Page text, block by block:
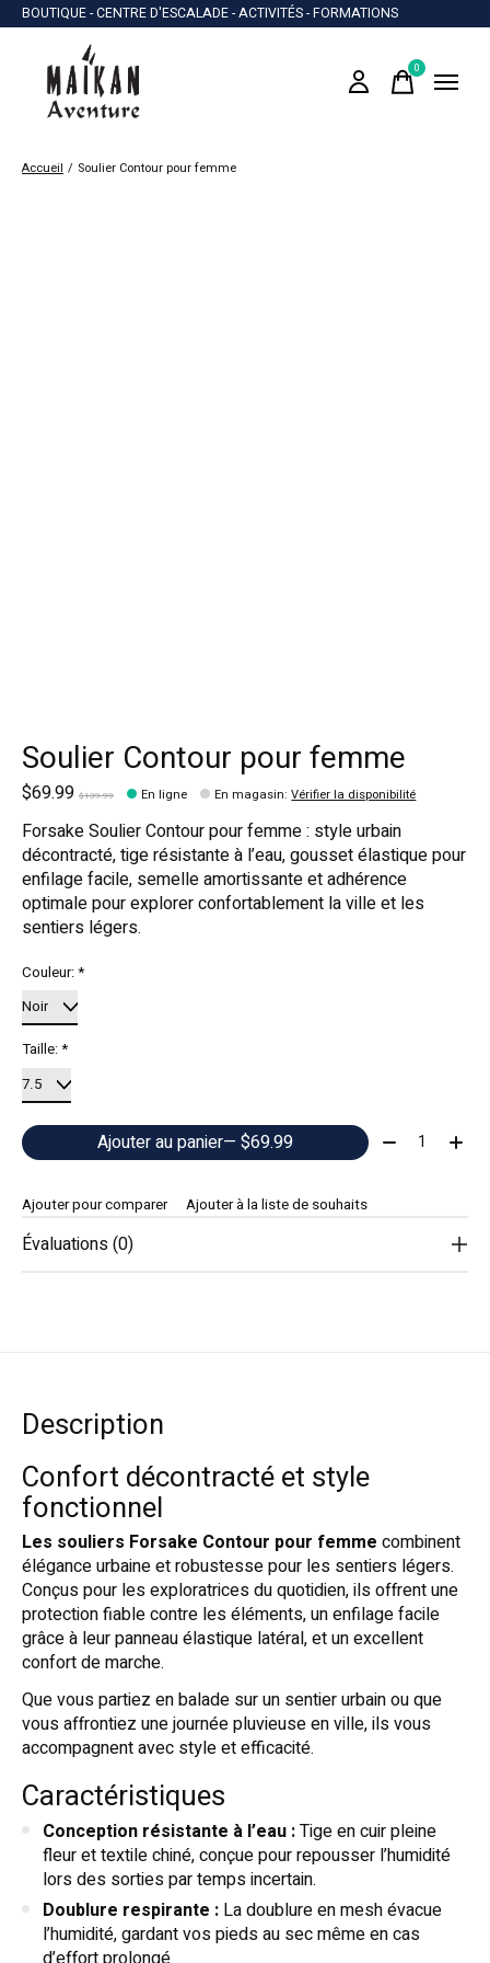
BOUTIQUE - CENTRE D'ESCALADE - ACTIVITÉS - FORMATIONS
0items
Accueil / Soulier Contour pour femme
Soulier Contour pour femme
$69.99 $139.99 En ligne En magasin:Vérifier la disponibilité
Forsake Soulier Contour pour femme : style urbain
décontracté, tige résistante à l’eau, gousset élastique pour
enfilage facile, semelle amortissante et adhérence
optimale pour explorer confortablement la ville et les
sentiers légers.
Couleur:*
Taille:*
Ajouter au panier — $69.99 Quantité:
Ajouter pour comparer Ajouter à la liste de souhaits
Évaluations (0)
Description
Confort décontracté et style
fonctionnel
Les souliers Forsake Contour pour femme combinent
élégance urbaine et robustesse pour les sentiers légers.
Conçus pour les exploratrices du quotidien, ils offrent une
protection fiable contre les éléments, un enfilage facile
grâce à leur panneau élastique latéral, et un excellent
confort de marche.
Que vous partiez en balade sur un sentier urbain ou que
vous affrontiez une journée pluvieuse en ville, ils vous
accompagnent avec style et efficacité.
Caractéristiques
Conception résistante à l’eau :Tige en cuir pleine
fleur et textile chiné, conçue pour repousser l’humidité
lors des sorties par temps incertain.
Doublure respirante : La doublure en mesh évacue
l’humidité, gardant vos pieds au sec même en cas